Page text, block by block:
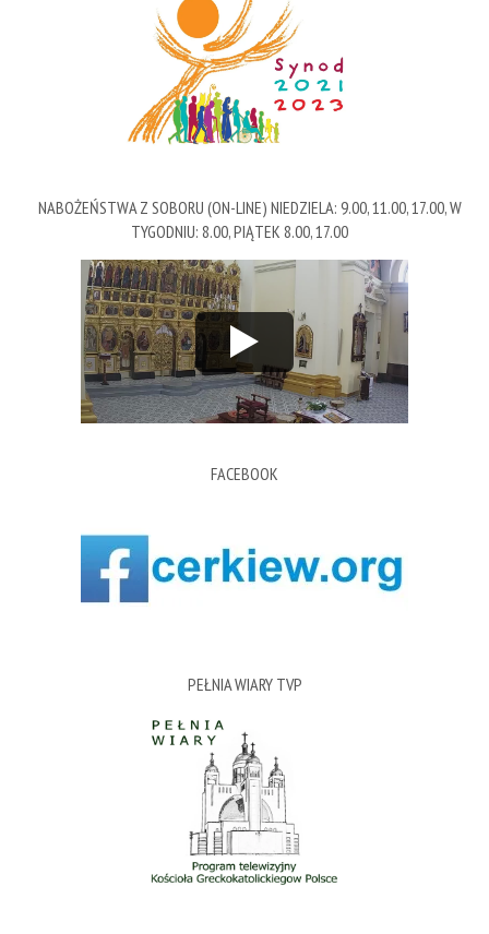
NABOŻEŃSTWA Z SOBORU (ON-LINE) NIEDZIELA: 9.00, 11.00, 17.00, W
TYGODNIU: 8.00, PIĄTEK 8.00, 17.00
FACEBOOK
PEŁNIA WIARY TVP